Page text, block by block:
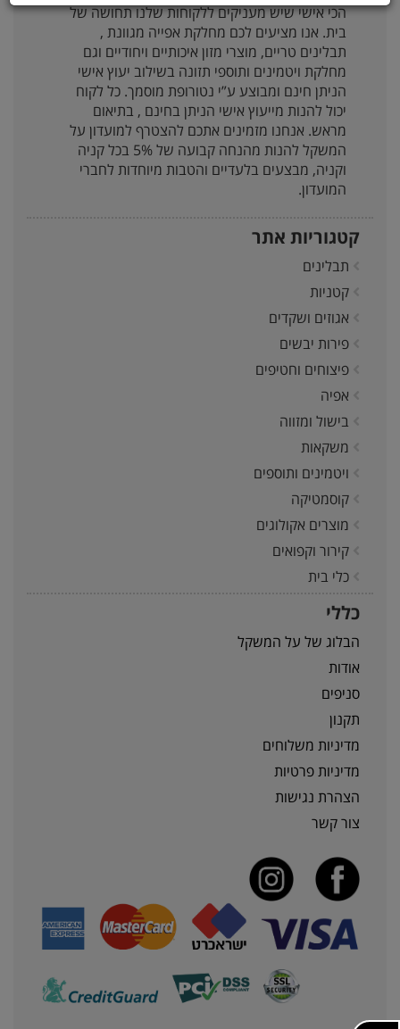
הכי אישי שיש מעניקים ללקוחות שלנו תחושה של
בית. אנו מציעים לכם מחלקת אפייה מגוונת ,
תבלינים טריים, מוצרי מזון איכותיים ויחודיים וגם
מחלקת ויטמינים ותוספי תזונה בשילוב יעוץ אישי
הניתן חינם ומבוצע ע”י נטורופת מוסמך. כל לקוח
יכול להנות מייעוץ אישי הניתן בחינם , בתיאום
מראש. אנחנו מזמינים אתכם להצטרף למועדון על
המשקל להנות מהנחה קבועה של 5% בכל קניה
וקניה, מבצעים בלעדיים והטבות מיוחדות לחברי
המועדון.
קטגוריות אתר
תבלינים
קטניות
אגוזים ושקדים
פירות יבשים
פיצוחים וחטיפים
אפיה
בישול ומזווה
משקאות
ויטמינים ותוספים
קוסמטיקה
מוצרים אקולוגים
קירור וקפואים
כלי בית
כללי
הבלוג של על המשקל
אודות
סניפים
תקנון
מדיניות משלוחים
מדיניות פרטיות
הצהרת נגישות
צור קשר